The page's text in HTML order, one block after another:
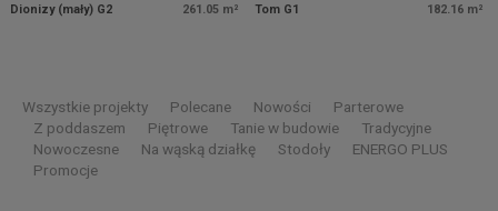
Dionizy (mały) G2 261.05 m² Tom G1 182.16 m²
Wszystkie projekty Polecane Nowości
Parterowe
Z poddaszem
Piętrowe Tanie w budowie
Tradycyjne
Nowoczesne
Na wąską działkę Stodoły
ENERGO PLUS
Promocje